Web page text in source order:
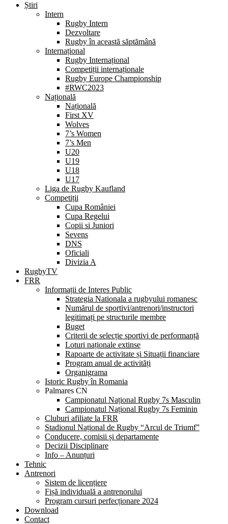
Știri
Intern
Rugby Intern
Dezvoltare
Rugby în această săptămână
Internațional
Rugby Internațional
Competiții internaționale
Rugby Europe Championship
#RWC2023
Națională
Națională
First XV
Wolves
7’s Women
7’s Men
U20
U19
U18
U17
Liga de Rugby Kaufland
Competiții
Cupa României
Cupa Regelui
Copii si Juniori
Sevens
DNS
Oficiali
Divizia A
RugbyTV
FRR
Informații de Interes Public
Strategia Nationala a rugbyului romanesc
Numărul de sportivi/antrenori/instructori
legitimați pe structurile membre
Buget
Criterii de selecție sportivi de performanță
Loturi naționale extinse
Rapoarte de activitate și Situații financiare
Program anual de activități
Organigrama
Istoric Rugby în Romania
Palmares CN
Campionatul Național Rugby 7s Masculin
Campionatul Național Rugby 7s Feminin
Cluburi afiliate la FRR
Stadionul Național de Rugby “Arcul de Triumf”
Conducere, comisii și departamente
Decizii Disciplinare
Info – Anunțuri
Tehnic
Antrenori
Sistem de licențiere
Fișă individuală a antrenorului
Program cursuri perfecționare 2024
Download
Contact